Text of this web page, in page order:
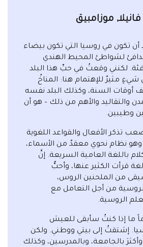
موزامبيق
أن تكون في روسيا التي تكون بيضاء
لشواطئ المحيط الهندي
لكنني وقعتُ في حبِّ هذا البلد
مثيرٌ للإهتمام هنا: المناخُ
أوقات السنة، وكذلك البلد نفسه
والتقاليد والأهم من ذلك – هو أن
وطيبين.
تذكر الأفعال والقواعد اللغوية
وهو نظام نحوي معقدٌ من الأسماء،
باللغة العامية السريعة. إنَّ
قرأت الكثير عنها، وأحبُّ
من الملحنين الروس،
من أجل التعامل مع
الروسية.
ما إذا كنتُ سأبقى للعيش
إشتقتُ إلى بيتي ووطني. ولكن
بالجامعة، وبالمدرسين، وكذلك